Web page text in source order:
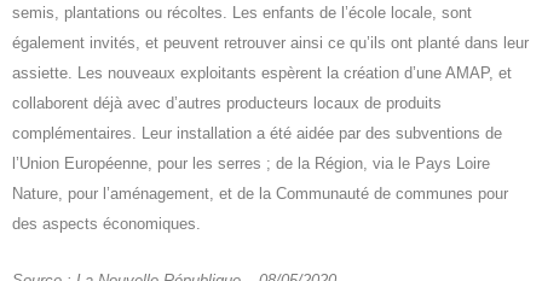
semis, plantations ou récoltes. Les enfants de l’école locale, sont
également invités, et peuvent retrouver ainsi ce qu’ils ont planté dans leur
assiette. Les nouveaux exploitants espèrent la création d’une AMAP, et
collaborent déjà avec d’autres producteurs locaux de produits
complémentaires. Leur installation a été aidée par des subventions de
l’Union Européenne, pour les serres ; de la Région, via le Pays Loire
Nature, pour l’aménagement, et de la Communauté de communes pour
des aspects économiques.